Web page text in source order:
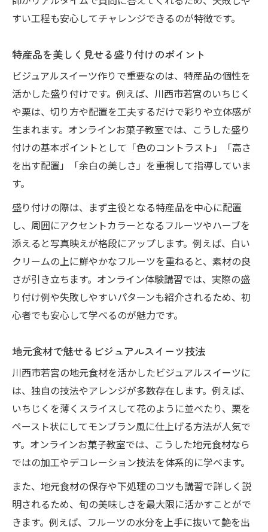
すい工程も安心してチャレンジできるのが特徴です。
特産品を美しく見せる盛り付けのポイント
ビジュアルスイーツ作りで重要なのは、特産品の個性を
活かした盛り付けです。例えば、川西市若宮のいちじく
や栗は、切り方や配置を工夫するだけで彩りや立体感が
生まれます。オンラインお菓子教室では、こうした盛り
付けの基本ポイントとして「色のコントラスト」「高さ
を出す配置」「余白の美しさ」を重視して指導していま
す。
盛り付けの際は、まず主役となる特産品を中心に配置
し、周囲にアクセントカラーとなるフルーツやハーブを
添えると写真映えが格段にアップします。例えば、白い
クリームの上に鮮やかなフルーツを重ねると、素材の良
さが引き立ちます。オンライン体験講習では、実際の盛
り付け例や失敗しやすいパターンも紹介されるため、初
心者でも安心して学べるのが魅力です。
地元食材で魅せるビジュアルスイーツ技法
川西市若宮の地元食材を活かしたビジュアルスイーツに
は、独自の技法やアレンジが多数存在します。例えば、
いちじくを薄くスライスして花のように並べたり、栗を
ペースト状にしてモンブラン風に仕上げる方法が人気で
す。オンラインお菓子教室では、こうした地元食材なら
ではの加工やデコレーション技法を体系的に学べます。
また、地元食材の保存や下処理のコツも講習で詳しく説
明されるため、旬の美味しさを最大限に活かすことがで
きます。例えば、フルーツの水分を上手に抜いて艶を出